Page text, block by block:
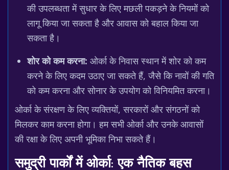
की उपलब्धता में सुधार के लिए मछली पकड़ने के नियमों को
लागू किया जा सकता है और आवास को बहाल किया जा
सकता है।
शोर को कम करना: ओर्का के निवास स्थान में शोर को कम
करने के लिए कदम उठाए जा सकते हैं, जैसे कि नावों की गति
को कम करना और सोनार के उपयोग को विनियमित करना।
ओर्का के संरक्षण के लिए व्यक्तियों, सरकारों और संगठनों को
मिलकर काम करना होगा। हम सभी ओर्का और उनके आवासों
की रक्षा के लिए अपनी भूमिका निभा सकते हैं।
समुद्री पार्कों में ओर्का: एक नैतिक बहस